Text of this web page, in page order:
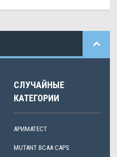
СЛУЧАЙНЫЕ
КАТЕГОРИИ
АРИМАТЕСТ
MUTANT BCAA CAPS